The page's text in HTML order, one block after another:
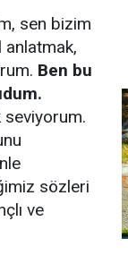
sen bizim
anlatmak,
Ben bu
seviyorum.
sözleri
ve